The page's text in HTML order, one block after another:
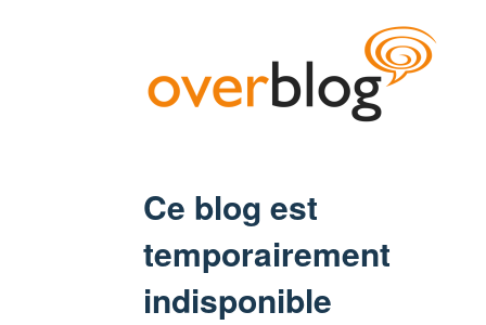
Ce blog est
temporairement
indisponible